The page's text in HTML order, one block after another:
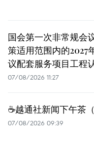
国会第一次非常规会
策适用范围内的2027
议配套服务项目工程
07/08/2026 11:27
☕️越通社新闻下午茶（
07/08/2026 09:39